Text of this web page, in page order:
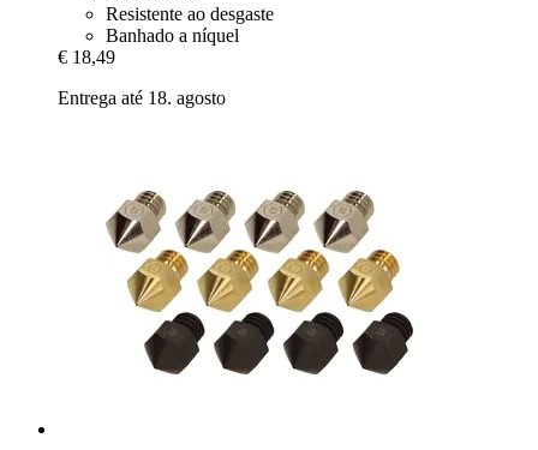
Resistente ao desgaste
Banhado a níquel
€ 18,49
Entrega até 18. agosto